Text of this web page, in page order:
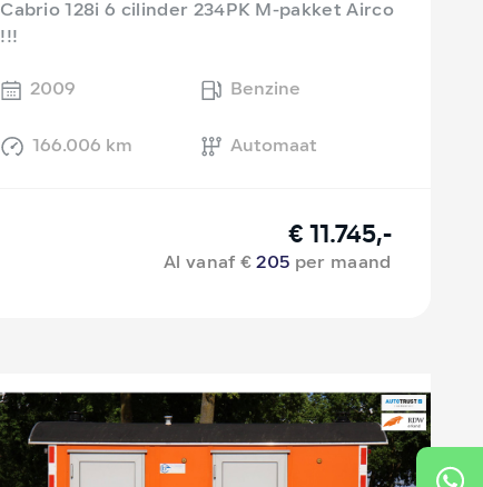
Cabrio 128i 6 cilinder 234PK M-pakket Airco
!!!
2009
Benzine
166.006 km Automaat
€ 11.745,-
Al vanaf €205 per maand